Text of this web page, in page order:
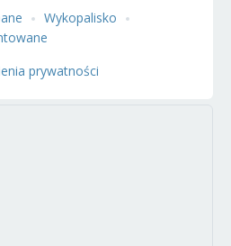
Wykopalisko
prywatności